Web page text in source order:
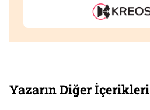
Yazarın Diğer İçerikleri